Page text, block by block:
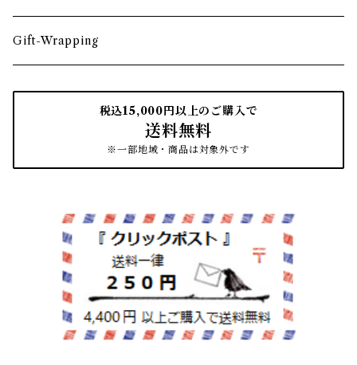
箸・箸置き
お盆
茶筒
遊印
インクパッド
フック
花器
本棚・収納棚
たわし
ほうき
Gift-Wrapping
税込15,000円以上のご購入で
送料無料
※一部地域・商品は対象外です